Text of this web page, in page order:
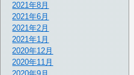
2021年8月
2021年6月
2021年2月
2021年1月
2020年12月
2020年11月